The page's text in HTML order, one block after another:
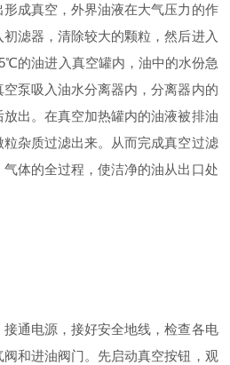
成真空，外界油液在大气压力的作
滤器，清除较大的颗粒，然后进入
的油进入真空罐内，油中的水份急
泵吸入油水分离器内，分离器内的
出。在真空加热罐内的油液被排油
杂质过滤出来。从而完成真空过滤
体的全过程，使洁净的油从出口处
通电源，接好安全地线，检查各电
和进油阀门。先启动真空按钮，观